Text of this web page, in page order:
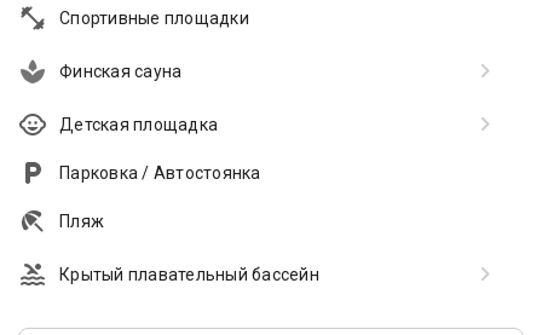
Спортивные площадки
Финская сауна
Детская площадка
Парковка / Автостоянка
Пляж
Крытый плавательный бассейн